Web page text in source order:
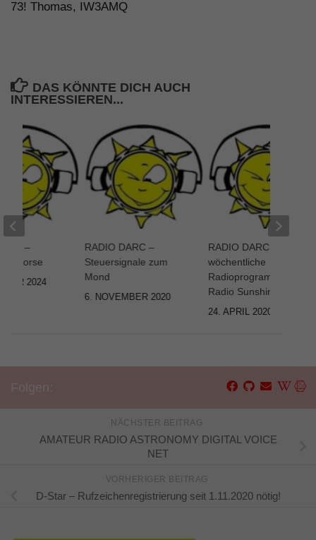
73! Thomas, IW3AMQ
DAS KÖNNTE DICH AUCH
INTERESSIEREN...
RADIO DARC –
Steuersignale zum
Mond
6. NOVEMBER 2020
RADIO DARC – Das
wöchentliche
Radioprogramm auf
Radio Sunshine
24. APRIL 2020
–
Morse
2024
NÄCHSTER BEITRAG
AMATEUR RADIO ASTRONOMY DIGITAL VOICE
NET
VORHERIGER BEITRAG
D-Star – Rufzeichenregistrierung seit 1.11.2020 nötig!